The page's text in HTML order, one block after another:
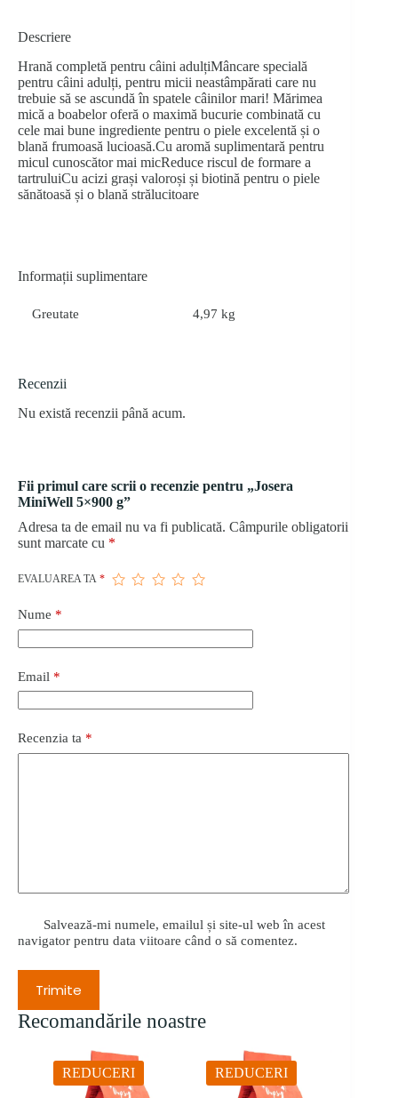
Descriere
Hrană completă pentru câini adulțiMâncare specială
pentru câini adulți, pentru micii neastâmpărati care nu
trebuie să se ascundă în spatele câinilor mari! Mărimea
mică a boabelor oferă o maximă bucurie combinată cu
cele mai bune ingrediente pentru o piele excelentă și o
blană frumoasă lucioasă.Cu aromă suplimentară pentru
micul cunoscător mai micReduce riscul de formare a
tartruluiCu acizi grași valoroși și biotină pentru o piele
sănătoasă și o blană strălucitoare
Informații suplimentare
Greutate 4,97 kg
Recenzii
Nu există recenzii până acum.
Fii primul care scrii o recenzie pentru „Josera
MiniWell 5×900 g”
Adresa ta de email nu va fi publicată. Câmpurile obligatorii
sunt marcate cu *
EVALUAREA TA *
Nume *
Email *
Recenzia ta *
Salvează-mi numele, emailul și site-ul web în acest
navigator pentru data viitoare când o să comentez.
Trimite
Recomandările noastre
REDUCERI REDUCERI